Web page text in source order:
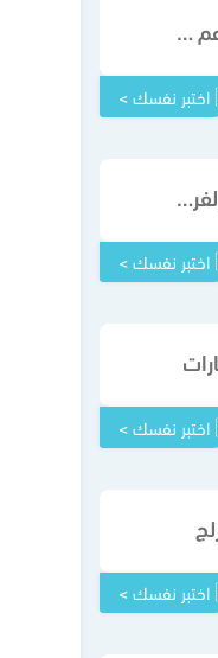
الفصل10: أساسيات نظام دعم القرار
اختبر نفسك >
الفصل11: استخدام أداة سولفر في برنامج مايكروسوفت إكسل
اختبر نفسك >
اختبر نفسك >
اختبر نفسك >